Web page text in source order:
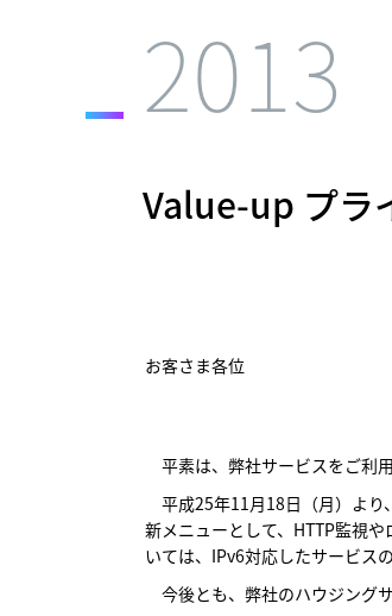
2013
Value-up プラ
お客さま各位
平素は、弊社サービスをご利
平成25年11月18日（月）より
新メニューとして、HTTP監視
いては、IPv6対応したサービス
今後とも、弊社のハウジング